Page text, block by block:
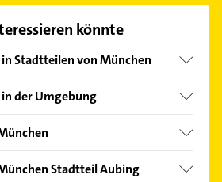
. könnte
Stadtteilen von München
der Umgebung
Stadtteil Aubing